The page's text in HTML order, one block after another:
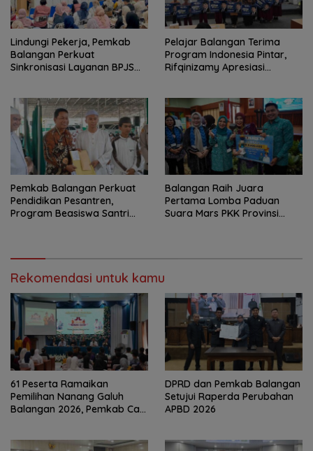
Lindungi Pekerja, Pemkab
Balangan Perkuat
Sinkronisasi Layanan BPJS
Pelajar Balangan Terima
Program Indonesia Pintar,
Rifqinizamy Apresiasi
Pemkab Balangan Perkuat
Pendidikan Pesantren,
Program Beasiswa Santri
Balangan Raih Juara
Pertama Lomba Paduan
Suara Mars PKK Provinsi
Rekomendasi untuk kamu
61 Peserta Ramaikan
Pemilihan Nanang Galuh
Balangan 2026, Pemkab Cari
DPRD dan Pemkab Balangan
Setujui Raperda Perubahan
APBD 2026